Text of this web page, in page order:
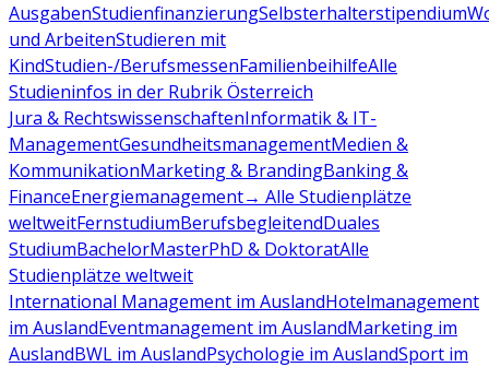
AusgabenStudienfinanzierungSelbsterhalterstipendium
und ArbeitenStudieren mit
KindStudien-/BerufsmessenFamilienbeihilfeAlle
Studieninfos in der Rubrik Österreich
Jura & RechtswissenschaftenInformatik & IT-
ManagementGesundheitsmanagementMedien &
KommunikationMarketing & BrandingBanking &
FinanceEnergiemanagement→ Alle Studienplätze
weltweitFernstudiumBerufsbegleitendDuales
StudiumBachelorMasterPhD & DoktoratAlle
Studienplätze weltweit
International Management im AuslandHotelmanagement
im AuslandEventmanagement im AuslandMarketing im
AuslandBWL im AuslandPsychologie im AuslandSport im